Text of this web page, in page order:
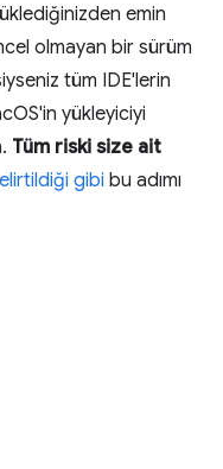
emin
olmayan bir sürüm
tüm IDE'lerin
yükleyiciyi
Tüm riski size ait
gibi bu adımı